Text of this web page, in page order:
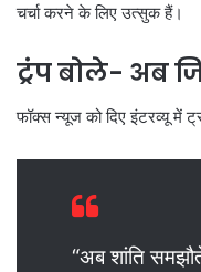
चर्चा करने के लिए उत्सुक हैं।
ट्रंप बोले- अब
फॉक्स न्यूज को दिए इंटरव्यू में
“अब शांति समझौते